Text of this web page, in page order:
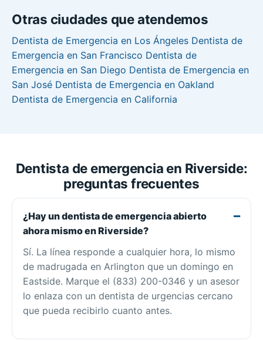
Otras ciudades que atendemos
Dentista de Emergencia en Los Ángeles Dentista de
Emergencia en San Francisco Dentista de
Emergencia en San Diego Dentista de Emergencia en
San José Dentista de Emergencia en Oakland
Dentista de Emergencia en California
Dentista de emergencia en Riverside:
preguntas frecuentes
¿Hay un dentista de emergencia abierto
ahora mismo en Riverside?
Sí. La línea responde a cualquier hora, lo mismo
de madrugada en Arlington que un domingo en
Eastside. Marque el (833) 200-0346 y un asesor
lo enlaza con un dentista de urgencias cercano
que pueda recibirlo cuanto antes.